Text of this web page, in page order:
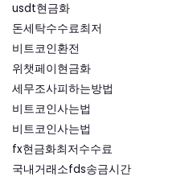
usdt현금화
돈세탁수수료최저
비트코인환전
위챗페이현금화
세무조사피하는방법
비트코인사는법
비트코인사는법
fx현금화최저수수료
국내거래소fds송금시간